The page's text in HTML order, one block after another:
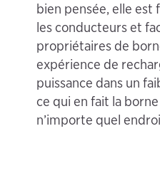
bien pensée, elle est
les conducteurs et
propriétaires de
expérience de
puissance dans un
ce qui en fait la
n’importe quel